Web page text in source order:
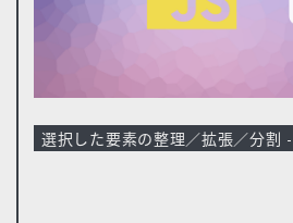
選択した要素の整理／拡張／分割